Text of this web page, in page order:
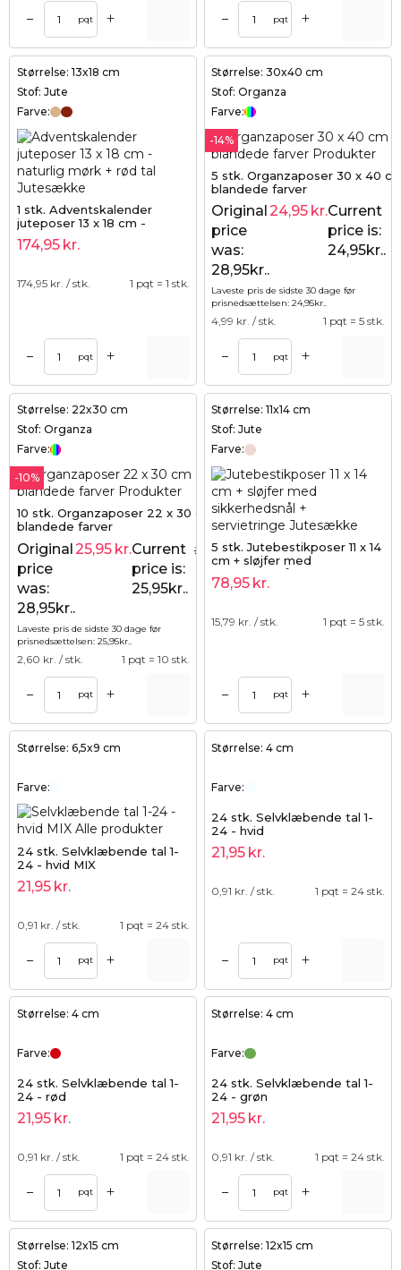
– pqt + – pqt +
Størrelse: 13x18 cm
Stof: Jute
Farve:
1 stk. Adventskalender
juteposer 13 x 18 cm -
naturlig mørk + rød tal
174,95 kr.
174,95 kr. / stk. 1 pqt = 1 stk.
– pqt +
Størrelse: 30x40 cm
Stof: Organza
Farve:
-14%
5 stk. Organzaposer 30 x 40
blandede farver
Original
price
was:
28,95kr..
24,95 kr.Current
price is:
24,95kr..
Laveste pris de sidste 30 dage før
prisnedsættelsen:24,95kr..
4,99 kr. / stk. 1 pqt = 5 stk.
– pqt +
Størrelse: 22x30 cm
Stof: Organza
Farve:
-10%
10 stk. Organzaposer 22 x 30 cm -
blandede farver
28,95 kr.
Original
price
was:
28,95kr..
25,95 kr.Current
price is:
25,95kr..
Laveste pris de sidste 30 dage før
prisnedsættelsen: 25,95kr.
2,60 kr. / stk. 1 pqt = 10 stk.
– pqt +
Størrelse: 11x14 cm
Stof: Jute
Farve:
5 stk. Jutebestikposer 11 x 14
cm + sløjfer med
sikkerhedsnål + servietringe
78,95 kr.
15,79 kr. / stk. 1 pqt = 5 stk.
– pqt +
Størrelse: 6,5x9 cm
Farve:
24 stk. Selvklæbende tal 1-
24 - hvid MIX
21,95 kr.
0,91 kr. / stk. 1 pqt = 24 stk.
– pqt +
Størrelse: 4 cm
Farve:
24 stk. Selvklæbende tal 1-
24 - hvid
21,95 kr.
0,91 kr. / stk. 1 pqt = 24 stk.
– pqt +
Størrelse: 4 cm
Farve:
24 stk. Selvklæbende tal 1-
24 - rød
21,95 kr.
0,91 kr. / stk. 1 pqt = 24 stk.
– pqt +
Størrelse: 4 cm
Farve:
24 stk. Selvklæbende tal 1-
24 - grøn
21,95 kr.
0,91 kr. / stk. 1 pqt = 24 stk.
– pqt +
Størrelse: 12x15 cm
Stof: Jute
Størrelse: 12x15 cm
Stof: Jute